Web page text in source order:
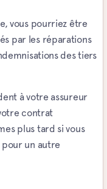
vous pourriez être
par les réparations
des tiers
à votre assureur
contrat
plus tard si vous
pour un autre